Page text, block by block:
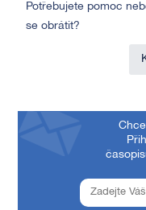
Potřebujete pomoc
se obrátit?